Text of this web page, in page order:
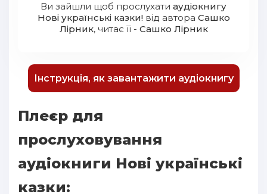
Ви зайшли щоб прослухати аудіокнигу
Нові українські казки!від автора Сашко
Лірник, читає її - Сашко Лірник
Інструкція, як завантажити аудіокнигу
Плеєр для
прослуховування
аудіокниги Нові українські
казки: